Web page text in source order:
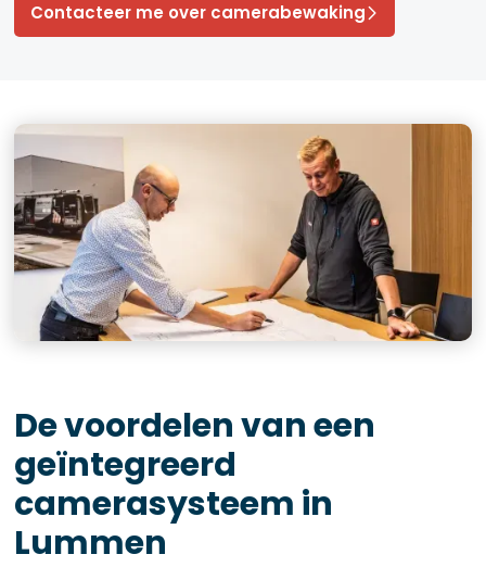
Contacteer me over camerabewaking
De voordelen van een
geïntegreerd
camerasysteem in
Lummen